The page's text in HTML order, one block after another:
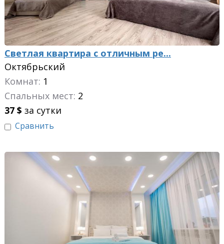
Светлая квартира с отличным ре...
Октябрьский
Комнат: 1
Спальных мест: 2
37 $ за сутки
Сравнить